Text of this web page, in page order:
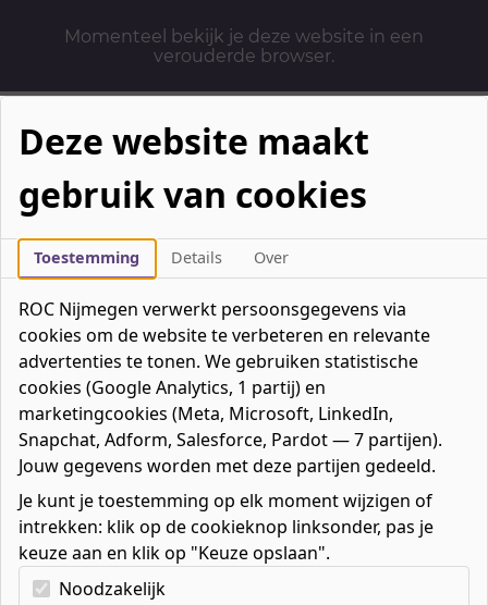
Momenteel bekijk je deze website in een
verouderde browser.
Mbo-opleidingen
Werken & Leren
Mavo / havo / vwo
Contact
Over ons
Bedrijven
Favorieten0favorieten
Mijn ROC
Zoeken
Deze website maakt
gebruik van cookies
Toestemming Details Over
ROC Nijmegen verwerkt persoonsgegevens via
cookies om de website te verbeteren en relevante
advertenties te tonen. We gebruiken statistische
cookies (Google Analytics, 1 partij) en
marketingcookies (Meta, Microsoft, LinkedIn,
Snapchat, Adform, Salesforce, Pardot — 7 partijen).
Jouw gegevens worden met deze partijen gedeeld.
Je kunt je toestemming op elk moment wijzigen of
intrekken: klik op de cookieknop linksonder, pas je
keuze aan en klik op "Keuze opslaan".
Kies uw cookie-voorkeuren
Noodzakelijk